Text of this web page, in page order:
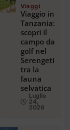
Viaggi
Viaggio in
Tanzania:
scopri il
campo da
golf nel
Serengeti
tra la
fauna
selvatica
Luglio
24,
2026